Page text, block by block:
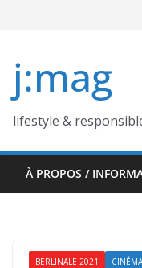
j:mag
lifestyle &
À PROPOS /
BERLINALE 2021